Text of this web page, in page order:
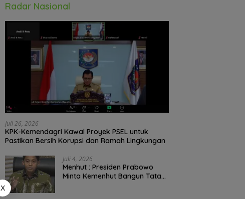
Radar Nasional
Juli 26, 2026
KPK-Kemendagri Kawal Proyek PSEL untuk
Pastikan Bersih Korupsi dan Ramah Lingkungan
Juli 4, 2026
Menhut : Presiden Prabowo
Minta Kemenhut Bangun Tata
X